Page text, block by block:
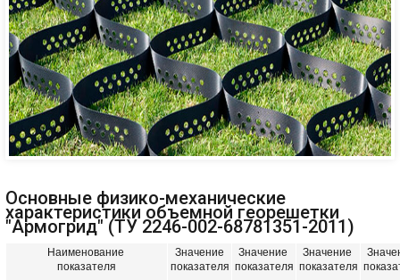
Основные физико-механические
характеристики объемной георешетки
"Армогрид" (ТУ 2246-002-68781351-2011)
Наименование
показателя
Значение
показателя
Значение
показателя
Значение
показателя